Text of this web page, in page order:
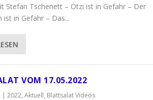
Stefan Tschenett – Ötzi ist in Gefahr – Der
ist in Gefahr – Das...
VOM 17.05.2022
| 2022, Aktuell, Blattsalat Videos